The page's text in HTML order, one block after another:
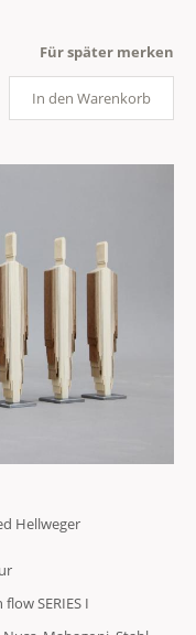
Für später merken
In den Warenkorb
Hellweger
SERIES I